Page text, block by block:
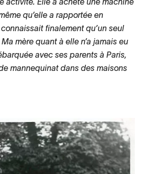
qu’elle a rapportée en
finalement qu’un seul
mère quant à elle n’a jamais eu
avec ses parents à Paris,
mannequinat dans des maisons